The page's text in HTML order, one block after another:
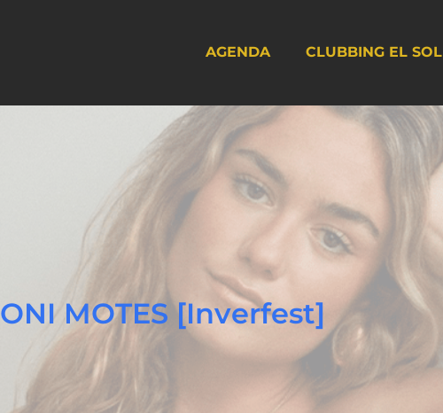
AGENDA CLUBBING EL SOL
MONI MOTES [Inverfest]